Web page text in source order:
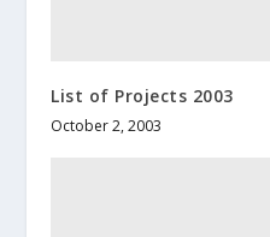
List of Projects 2003
October 2, 2003